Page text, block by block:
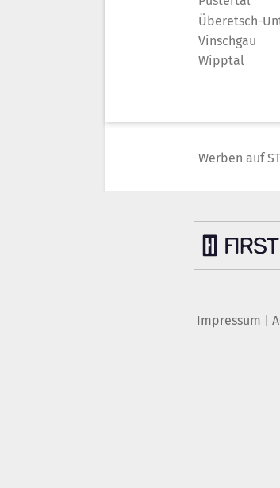
Überetsch-
Vinschgau
Wipptal
Werben auf
Impressum